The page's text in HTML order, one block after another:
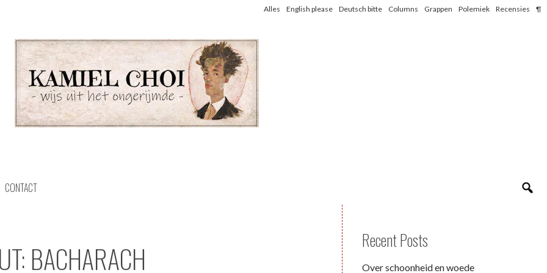
Alles English please Deutsch bitte Columns Grappen Polemiek Recensies ¶
CONTACT
BACHARACH Recent Posts
Over schoonheid en woede